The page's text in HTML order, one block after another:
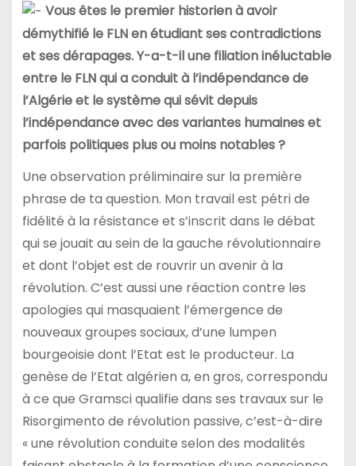
Vous êtes le premier historien à avoir
démythifié le FLN en étudiant ses contradictions
et ses dérapages. Y-a-t-il une filiation inéluctable
entre le FLN qui a conduit à l’indépendance de
l’Algérie et le système qui sévit depuis
l’indépendance avec des variantes humaines et
parfois politiques plus ou moins notables ?
Une observation préliminaire sur la première
phrase de ta question. Mon travail est pétri de
fidélité à la résistance et s’inscrit dans le débat
qui se jouait au sein de la gauche révolutionnaire
et dont l’objet est de rouvrir un avenir à la
révolution. C’est aussi une réaction contre les
apologies qui masquaient l’émergence de
nouveaux groupes sociaux, d’une lumpen
bourgeoisie dont l’Etat est le producteur. La
genèse de l’Etat algérien a, en gros, correspondu
à ce que Gramsci qualifie dans ses travaux sur le
Risorgimento de révolution passive, c’est-à-dire
« une révolution conduite selon des modalités